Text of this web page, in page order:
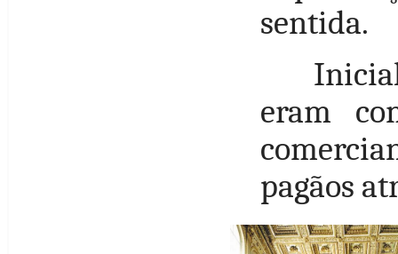
sentida.
eram
pagãos